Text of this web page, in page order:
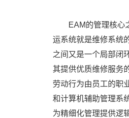
EAM的管理核心
运系统就是维修系统
之间又是一个局部闭
其提供优质维修服务
劳动行为由员工的职
和计算机辅助管理系
为精细化管理提供逻